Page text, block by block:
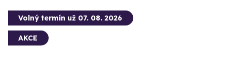
Volný termín už 07. 08. 2026
AKCE